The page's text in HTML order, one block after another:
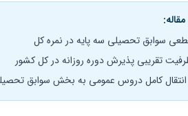
کامل دروس عمومی به بخش سوابق